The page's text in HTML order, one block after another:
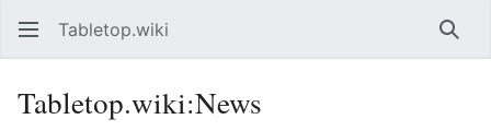
Tabletop.wiki
Tabletop.wiki:News